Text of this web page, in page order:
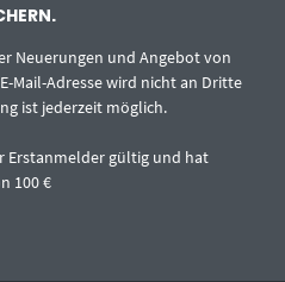
Neuerungen und Angebot von
Mail-Adresse wird nicht an Dritte
ist jederzeit möglich.
Erstanmelder gültig und hat
100 €